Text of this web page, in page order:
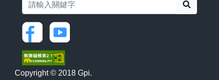
Copyright © 2018 Gpi.